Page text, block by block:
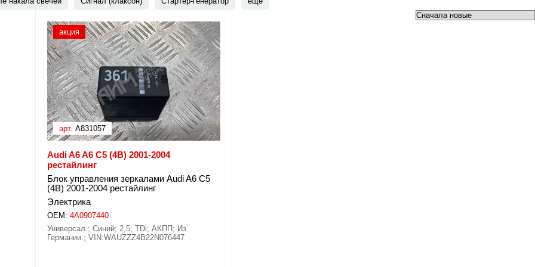
акция
арт. A831057
Audi A6 A6 C5 (4B) 2001-2004
рестайлинг
Блок управления зеркалами Audi A6 C5
(4B) 2001-2004 рестайлинг
Электрика
OEM: 4A0907440
Универсал.; Синий; 2,5; TDi; АКПП; Из
Германии.; VIN:WAUZZZ4B22N076447